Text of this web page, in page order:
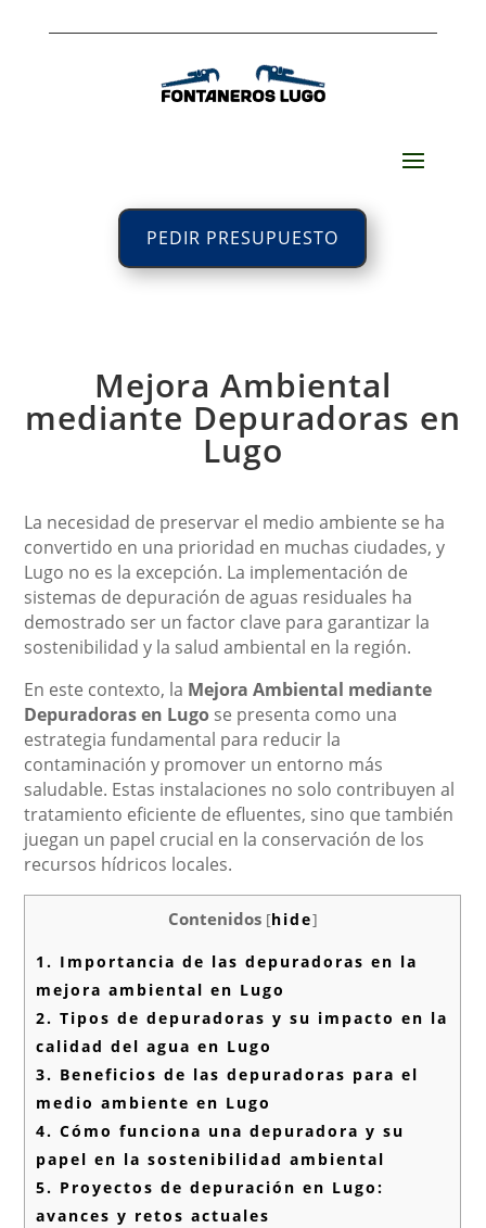
PEDIR PRESUPUESTO
Mejora Ambiental
mediante Depuradoras en
Lugo
La necesidad de preservar el medio ambiente se ha
convertido en una prioridad en muchas ciudades, y
Lugo no es la excepción. La implementación de
sistemas de depuración de aguas residuales ha
demostrado ser un factor clave para garantizar la
sostenibilidad y la salud ambiental en la región.
En este contexto, la Mejora Ambiental mediante
Depuradoras en Lugo se presenta como una
estrategia fundamental para reducir la
contaminación y promover un entorno más
saludable. Estas instalaciones no solo contribuyen al
tratamiento eficiente de efluentes, sino que también
juegan un papel crucial en la conservación de los
recursos hídricos locales.
Contenidos [hide]
1. Importancia de las depuradoras en la
mejora ambiental en Lugo
2. Tipos de depuradoras y su impacto en la
calidad del agua en Lugo
3. Beneficios de las depuradoras para el
medio ambiente en Lugo
4. Cómo funciona una depuradora y su
papel en la sostenibilidad ambiental
5. Proyectos de depuración en Lugo:
avances y retos actuales